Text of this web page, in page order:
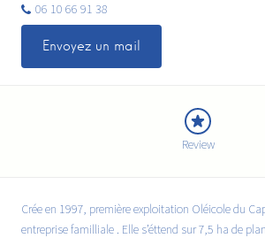
06 10 66 91 38
Envoyez un mail
Review
Crée en 1997, première exploitation Oléicole du
entreprise familliale . Elle s’éttend sur 7,5 ha de